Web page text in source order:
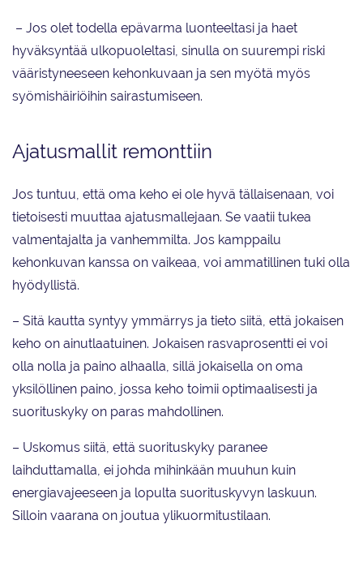
– Jos olet todella epävarma luonteeltasi ja haet
hyväksyntää ulkopuoleltasi, sinulla on suurempi riski
vääristyneeseen kehonkuvaan ja sen myötä myös
syömishäiriöihin sairastumiseen.
Ajatusmallit remonttiin
Jos tuntuu, että oma keho ei ole hyvä tällaisenaan, voi
tietoisesti muuttaa ajatusmallejaan. Se vaatii tukea
valmentajalta ja vanhemmilta. Jos kamppailu
kehonkuvan kanssa on vaikeaa, voi ammatillinen tuki olla
hyödyllistä.
– Sitä kautta syntyy ymmärrys ja tieto siitä, että jokaisen
keho on ainutlaatuinen. Jokaisen rasvaprosentti ei voi
olla nolla ja paino alhaalla, sillä jokaisella on oma
yksilöllinen paino, jossa keho toimii optimaalisesti ja
suorituskyky on paras mahdollinen.
– Uskomus siitä, että suorituskyky paranee
laihduttamalla, ei johda mihinkään muuhun kuin
energiavajeeseen ja lopulta suorituskyvyn laskuun.
Silloin vaarana on joutua ylikuormitustilaan.